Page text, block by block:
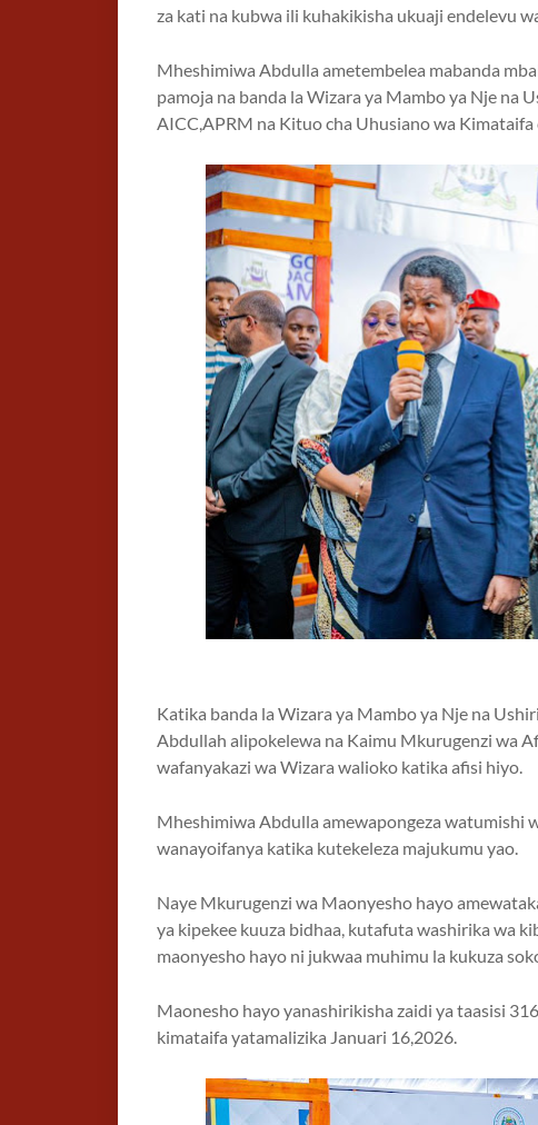
za kati na kubwa ili kuhakikisha ukuaji endelevu
Mheshimiwa Abdulla ametembelea mabanda
pamoja na banda la Wizara ya Mambo ya Nje na
AICC,APRM na Kituo cha Uhusiano wa Kimataifa
Katika banda la Wizara ya Mambo ya Nje na
Abdullah alipokelewa na Kaimu Mkurugenzi wa
wafanyakazi wa Wizara walioko katika afisi hiyo.
Mheshimiwa Abdulla amewapongeza watumishi
wanayoifanya katika kutekeleza majukumu yao.
Naye Mkurugenzi wa Maonyesho hayo
ya kipekee kuuza bidhaa, kutafuta washirika wa
maonyesho hayo ni jukwaa muhimu la kukuza
Maonesho hayo yanashirikisha zaidi ya taasisi
kimataifa yatamalizika Januari 16,2026.